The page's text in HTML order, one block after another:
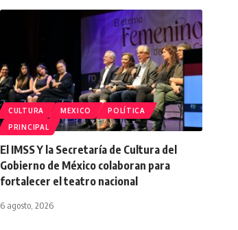
CULTURA MEXICO
POLÍTICA
PRINCIPAL
El IMSS Y la Secretaría de Cultura del
Gobierno de México colaboran para
fortalecer el teatro nacional
6 agosto, 2026